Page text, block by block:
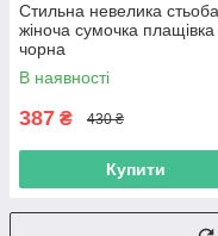
Стильна невелика
жіноча сумочка плащівка
чорна
В наявності
387 ₴ 430 ₴
Купити